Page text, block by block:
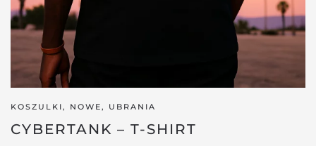
KOSZULKI, NOWE, UBRANIA
CYBERTANK – T-SHIRT